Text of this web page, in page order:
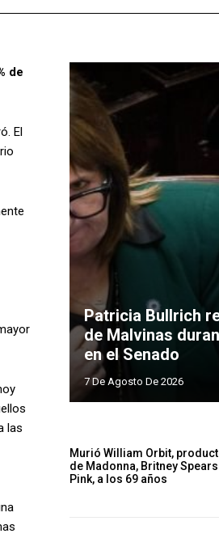
de
El
las
Patricia Bullrich
de Malvinas
en el Senado
7 De Agosto De 2026
Murió William Orbit,
de Madonna, Britney
Pink, a los 69 años